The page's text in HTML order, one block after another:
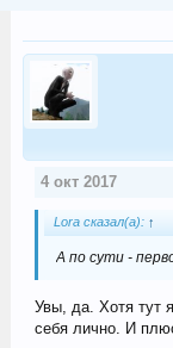
4 окт 2017
Lora сказал(а): ↑
А по сути -
Увы, да. Хотя тут
себя лично. И